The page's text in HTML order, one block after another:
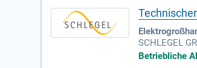
SCHLEGEL
Deutschland
Betriebliche